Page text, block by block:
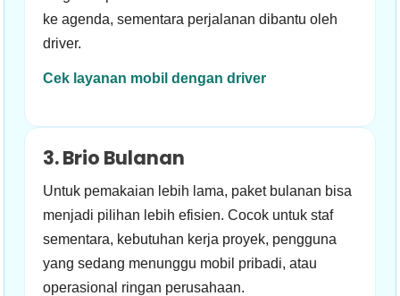
ke agenda, sementara perjalanan dibantu oleh
driver.
Cek layanan mobil dengan driver
3. Brio Bulanan
Untuk pemakaian lebih lama, paket bulanan bisa
menjadi pilihan lebih efisien. Cocok untuk staf
sementara, kebutuhan kerja proyek, pengguna
yang sedang menunggu mobil pribadi, atau
operasional ringan perusahaan.